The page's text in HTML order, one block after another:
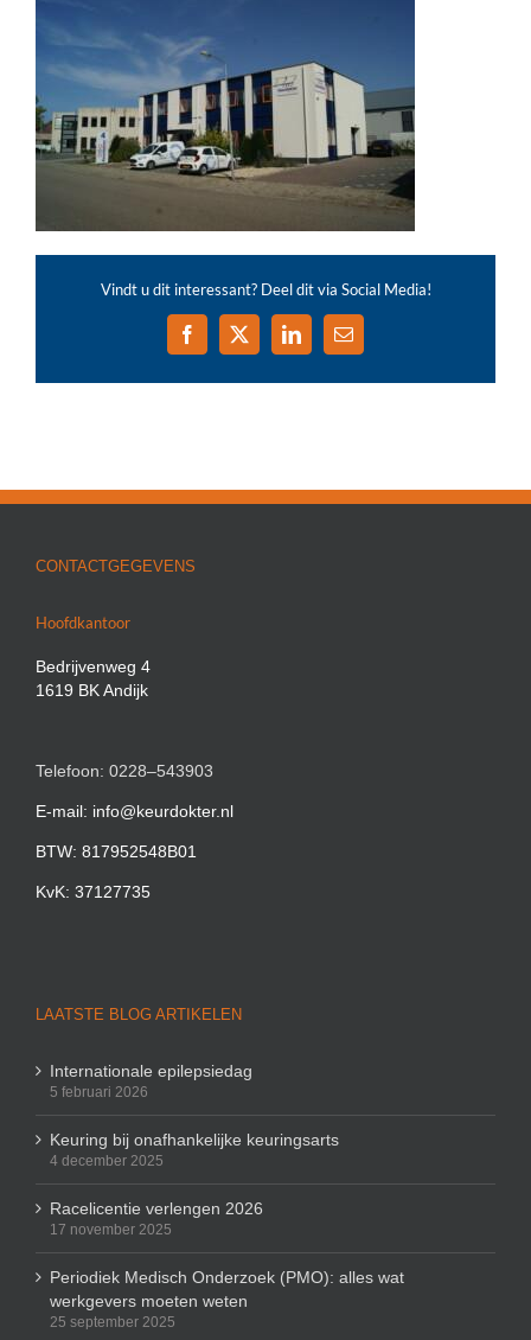
Vindt u dit interessant? Deel dit via Social Media!
Facebook
X LinkedIn
E-
CONTACTGEGEVENS
Hoofdkantoor
Bedrijvenweg 4
1619 BK Andijk
Telefoon: 0228–543903
E-mail: info@keurdokter.nl
BTW: 817952548B01
KvK: 37127735
LAATSTE BLOG ARTIKELEN
Internationale epilepsiedag
5 februari 2026
Keuring bij onafhankelijke keuringsarts
4 december 2025
Racelicentie verlengen 2026
17 november 2025
Periodiek Medisch Onderzoek (PMO): alles wat
werkgevers moeten weten
25 september 2025